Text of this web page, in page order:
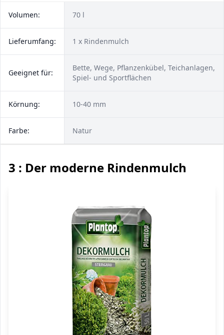
Volumen: 70 l
Lieferumfang: 1 x Rindenmulch
Geeignet für:
Bette, Wege, Pflanzenkübel, Teichanlagen,
Spiel- und Sportflächen
Körnung: 10-40 mm
Farbe: Natur
3 : Der moderne Rindenmulch